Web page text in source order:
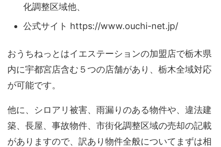
化調整区域他、
公式サイト https://www.ouchi-net.jp/
おうちねっとはイエステーションの加盟店で栃木県
内に宇都宮店含む５つの店舗があり、栃木全域対応
が可能です。
他に、シロアリ被害、雨漏りのある物件や、違法建
築、長屋、事故物件、市街化調整区域の売却の記載
がありますので、訳あり物件全般についてまずは相